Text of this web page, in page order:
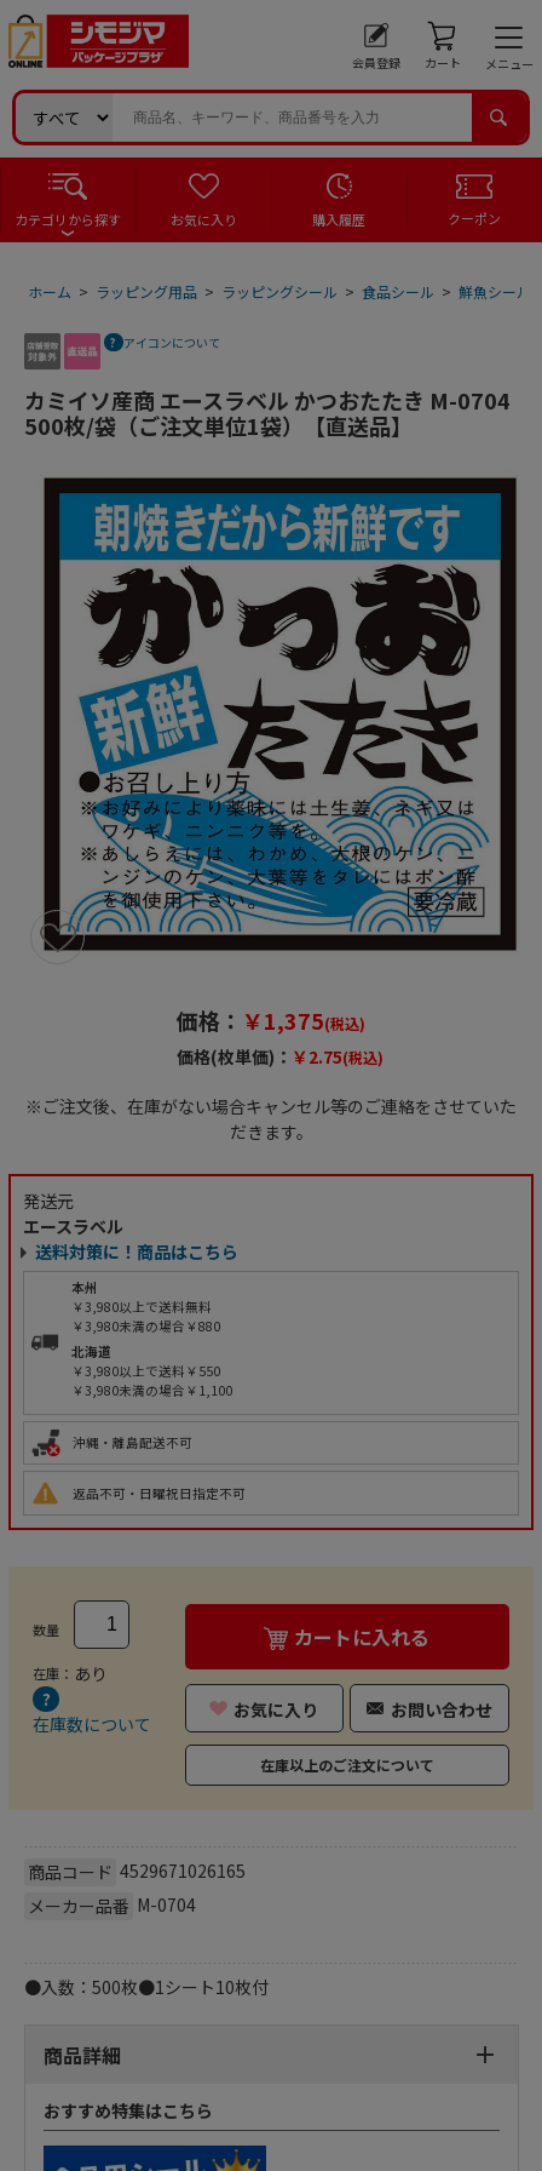
会員登録 カート メニュー
カテゴリから探す お気に入り 購入履歴 クーポン
ホーム > ラッピング用品 > ラッピングシール > 食品シール > 鮮魚シール
アイコンについて
カミイソ産商 エースラベル かつおたたき M-0704
500枚/袋（ご注文単位1袋）【直送品】
価格： ￥1,375(税込)
価格(枚単価)： ￥2.75(税込)
※ご注文後、在庫がない場合キャンセル等のご連絡をさせていた
だきます。
発送元
エースラベル
送料対策に！商品はこちら
本州
￥3,980以上で送料無料
￥3,980未満の場合￥880
北海道
￥3,980以上で送料￥550
￥3,980未満の場合￥1,100
沖縄・離島配送不可
返品不可・日曜祝日指定不可
数量
在庫： あり
在庫数について
カートに入れる
お気に入り お問い合わせ
在庫以上のご注文について
商品コード 4529671026165
メーカー品番 M-0704
●入数：500枚●1シート10枚付
商品詳細
おすすめ特集はこちら